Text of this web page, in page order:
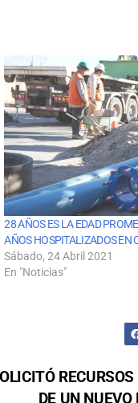
28 AÑOS ES LA EDAD
AÑOS HOSPITALIZADOS EN
Sábado, 24 Abril 2021
En "Noticias"
DE UN